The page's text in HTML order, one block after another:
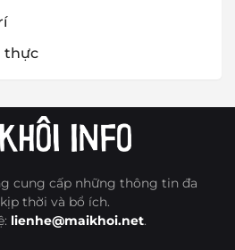
thực
cung cấp những thông tin đa
thời và bổ ích.
lienhe@maikhoi.net.